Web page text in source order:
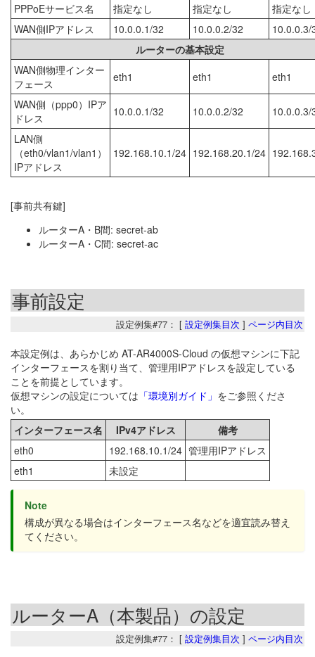
PPPoEサービス名
指定なし 指定なし
指定なし
WAN側IPアドレス
10.0.0.1/32 10.0.0.2/32
10.0.0.3/
ルーターの基本設定
WAN側物理インター
フェース
eth1 eth1
eth1
WAN側（ppp0）IPア
ドレス
10.0.0.1/32 10.0.0.2/32
10.0.0.3/
LAN側
（eth0/vlan1/vlan1）
IPアドレス
192.168.10.1/24 192.168.20.1/24
[事前共有鍵]
ルーターA・B間: secret-ab
ルーターA・C間: secret-ac
事前設定
設定例集#77： [ 設定例集目次 ] ページ内目次
本設定例は、あらかじめ AT-AR4000S-Cloud の仮想マシンに下記
インターフェースを割り当て、管理用IPアドレスを設定している
ことを前提としています。
仮想マシンの設定については 「環境別ガイド」 をご参照くださ
い。
インターフェース名
IPv4アドレス
備考
eth0
192.168.10.1/24 管理用IPアドレス
eth1
未設定
Note
構成が異なる場合はインターフェース名などを適宜読み替え
てください。
ルーターA（本製品）の設定
設定例集#77： [ 設定例集目次 ] ページ内目次